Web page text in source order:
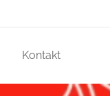
Kontakt